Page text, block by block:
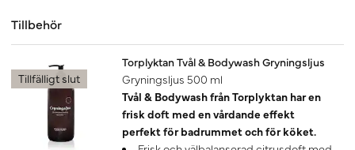
Tillbehör
Tillfälligt slut
Torplyktan Tvål & Bodywash Gryningsljus
Gryningsljus 500 ml
Tvål & Bodywash från Torplyktan har en
frisk doft med en vårdande effekt
perfekt för badrummet och för köket.